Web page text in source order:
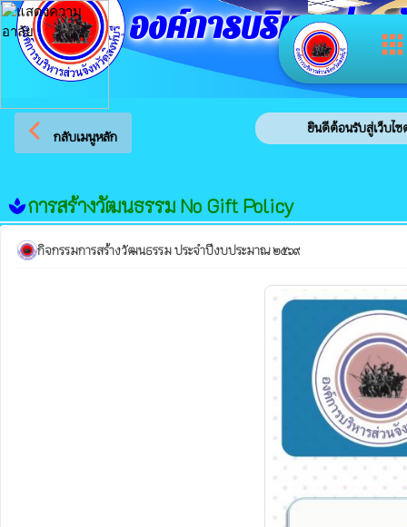
apps
องค์การบริหารส่วน
arrow_back_ios กลับเมนูหลัก
ยินดีต้อนรับสู่เว็บไซต์ของ
spaการสร้างวัฒนธรรม No Gift Policy
กิจกรรมการสร้างวัฒนธรรม ประจำปีงบประมาณ ๒๕๖๙